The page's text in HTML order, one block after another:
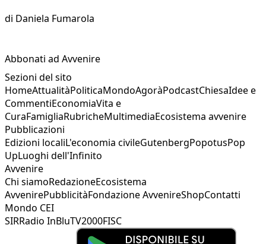
di Daniela Fumarola
Abbonati ad Avvenire
Sezioni del sito
HomeAttualitàPoliticaMondoAgoràPodcastChiesaIdee e
CommentiEconomiaVita e
CuraFamigliaRubricheMultimediaEcosistema avvenire
Pubblicazioni
Edizioni localiL'economia civileGutenbergPopotusPop
UpLuoghi dell'Infinito
Avvenire
Chi siamoRedazioneEcosistema
AvvenirePubblicitàFondazione AvvenireShopContatti
Mondo CEI
SIRRadio InBluTV2000FISC